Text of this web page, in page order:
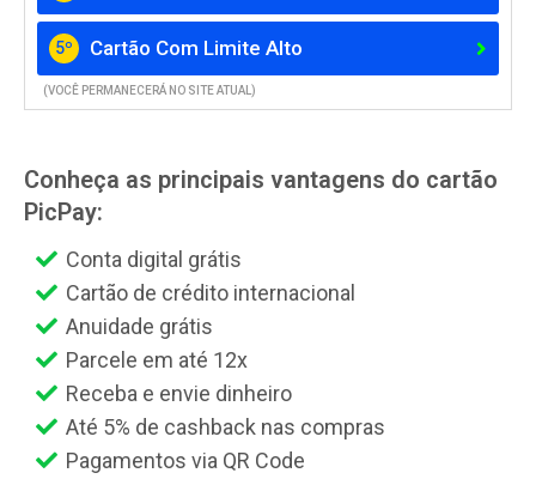
5º Cartão Com Limite Alto
(VOCÊ PERMANECERÁ NO SITE ATUAL)
Conheça as principais vantagens do cartão
PicPay:
Conta digital grátis
Cartão de crédito internacional
Anuidade grátis
Parcele em até 12x
Receba e envie dinheiro
Até 5% de cashback nas compras
Pagamentos via QR Code